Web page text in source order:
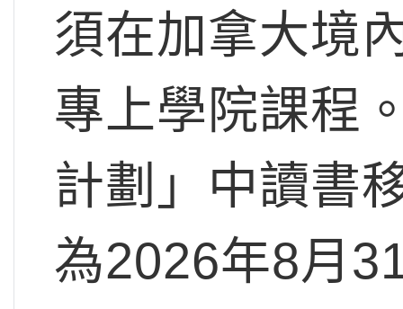
須在加拿大境
專上學院課程
計劃」中讀書
為2026年8月